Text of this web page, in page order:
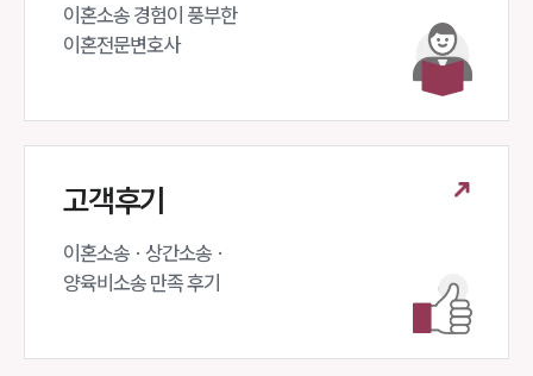
이혼소송 경험이 풍부한
이혼전문변호사
고객후기
이혼소송 · 상간소송 ·
양육비소송 만족 후기